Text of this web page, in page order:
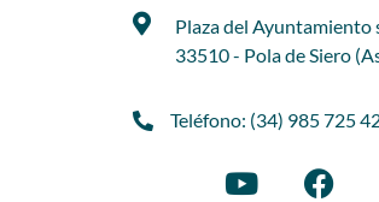
Plaza del Ayuntamiento
33510 - Pola de Siero
Teléfono: (34) 985 725